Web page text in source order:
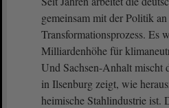
gemeinsam mit der Politik
Transformationsprozess. Es
Milliardenhöhe für
Und Sachsen-Anhalt mischt
in Ilsenburg zeigt, wie
heimische Stahlindustrie ist.